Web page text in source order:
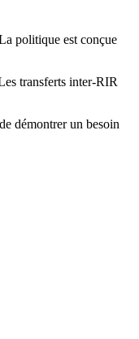
politique est conçue
transferts inter-RIR
démontrer un besoin